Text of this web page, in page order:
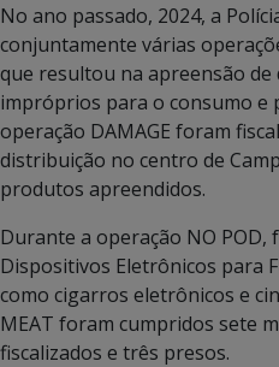
No ano passado, 2024, a
conjuntamente várias
que resultou na apreensão de
impróprios para o consumo e
operação DAMAGE foram
distribuição no centro de
produtos apreendidos.
Durante a operação NO
Dispositivos Eletrônicos para
como cigarros eletrônicos e
MEAT foram cumpridos sete
fiscalizados e três presos.